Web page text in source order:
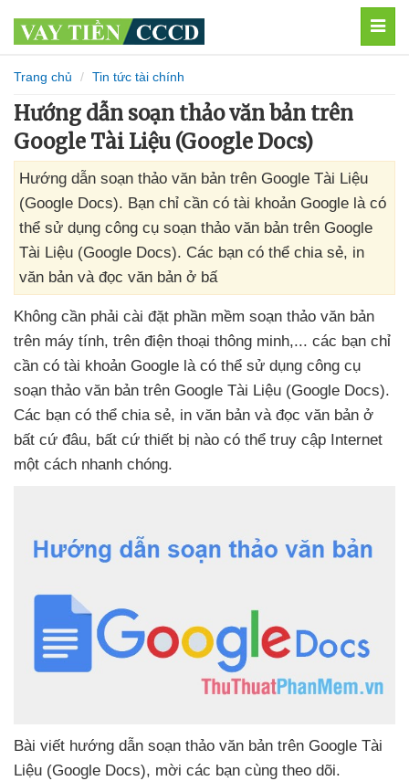
Trang chủ Tin tức tài chính
Hướng dẫn soạn thảo văn bản trên
Google Tài Liệu (Google Docs)
Hướng dẫn soạn thảo văn bản trên Google Tài Liệu
(Google Docs). Bạn chỉ cần có tài khoản Google là có
thể sử dụng công cụ soạn thảo văn bản trên Google
Tài Liệu (Google Docs). Các bạn có thể chia sẻ, in
văn bản và đọc văn bản ở bấ
Không cần phải cài đặt phần mềm soạn thảo văn bản
trên máy tính, trên điện thoại thông minh,... các bạn chỉ
cần có tài khoản Google là có thể sử dụng công cụ
soạn thảo văn bản trên Google Tài Liệu (Google Docs).
Các bạn có thể chia sẻ, in văn bản và đọc văn bản ở
bất cứ đâu, bất cứ thiết bị nào có thể truy cập Internet
một cách nhanh chóng.
Bài viết hướng dẫn soạn thảo văn bản trên Google Tài
Liệu (Google Docs), mời các bạn cùng theo dõi.